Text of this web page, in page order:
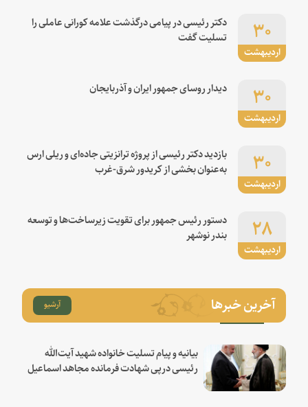
اردیبهشت
۳۰
دکتر رئیسی در پیامی درگذشت علامه کورانی عاملی را
تسلیت گفت
اردیبهشت
۳۰ دیدار روسای جمهور ایران و آذربایجان
اردیبهشت
۳۰
بازدید دکتر رئیسی از پروژه ترانزیتی جاده‌ای و ریلی ارس
به‌عنوان بخشی از کریدور شرق-غرب
اردیبهشت
۲۸
دستور رئیس جمهور برای تقویت زیرساخت‌ها و توسعه
بندر نوشهر
آخرین خبرها آرشیو
بیانیه و پیام تسلیت خانواده شهید آیت‌الله
رئیسی درپی شهادت فرمانده مجاهد اسماعیل